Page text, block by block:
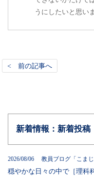
うにしたいと思い
< 前の記事へ
新着情報：新着投稿
2026/08/06 教員ブログ「こまじ
穏やかな日々の中で［理科